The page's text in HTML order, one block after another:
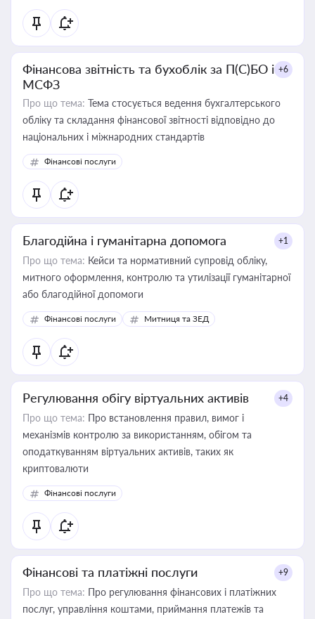
Фінансова звітність та бухоблік за П(С)БО і
МСФЗ
+6
Про що тема: Тема стосується ведення бухгалтерського
обліку та складання фінансової звітності відповідно до
національних і міжнародних стандартів
Фінансові послуги
Благодійна і гуманітарна допомога +1
Про що тема: Кейси та нормативний супровід обліку,
митного оформлення, контролю та утилізації гуманітарної
або благодійної допомоги
Фінансові послуги Митниця та ЗЕД
Регулювання обігу віртуальних активів +4
Про що тема: Про встановлення правил, вимог і
механізмів контролю за використанням, обігом та
оподаткуванням віртуальних активів, таких як
криптовалюти
Фінансові послуги
Фінансові та платіжні послуги +9
Про що тема: Про регулювання фінансових і платіжних
послуг, управління коштами, приймання платежів та